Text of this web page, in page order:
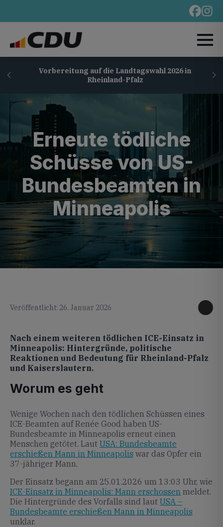
Vorbereitung auf die Landtagswahl 2026 in
Rheinland-Pfalz
Erneute tödliche
Schüsse von US-
Bundesbeamten in
Minneapolis
Veröffentlicht: 26. Januar 2026
Nach einem weiteren tödlichen ICE-Einsatz in
Minneapolis: Hintergründe, politische
Reaktionen und Bedeutung für Rheinland-Pfalz
und Kaiserslautern.
Worum es geht
Wenige Wochen nach den tödlichen Schüssen eines
ICE-Beamten auf Renée Good haben US-
Bundesbeamte in Minneapolis erneut einen
Menschen getötet. Laut USA: Bundesbeamte
erschießen Mann in Minneapolis war das Opfer ein
37-jähriger Mann.
Der Einsatz begann am 25.01.2026 um 13:03 Uhr, wie
ICE-Einsatz in Minneapolis: Mann erschossen meldet.
Die Hintergründe des Vorfalls sind laut USA –
Bundesbeamte erschießen Mann in Minneapolis
unklar.